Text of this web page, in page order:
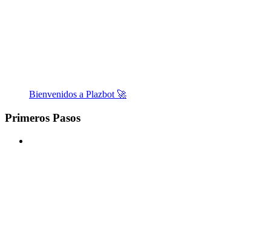
Bienvenidos a Plazbot 🚀
Primeros Pasos